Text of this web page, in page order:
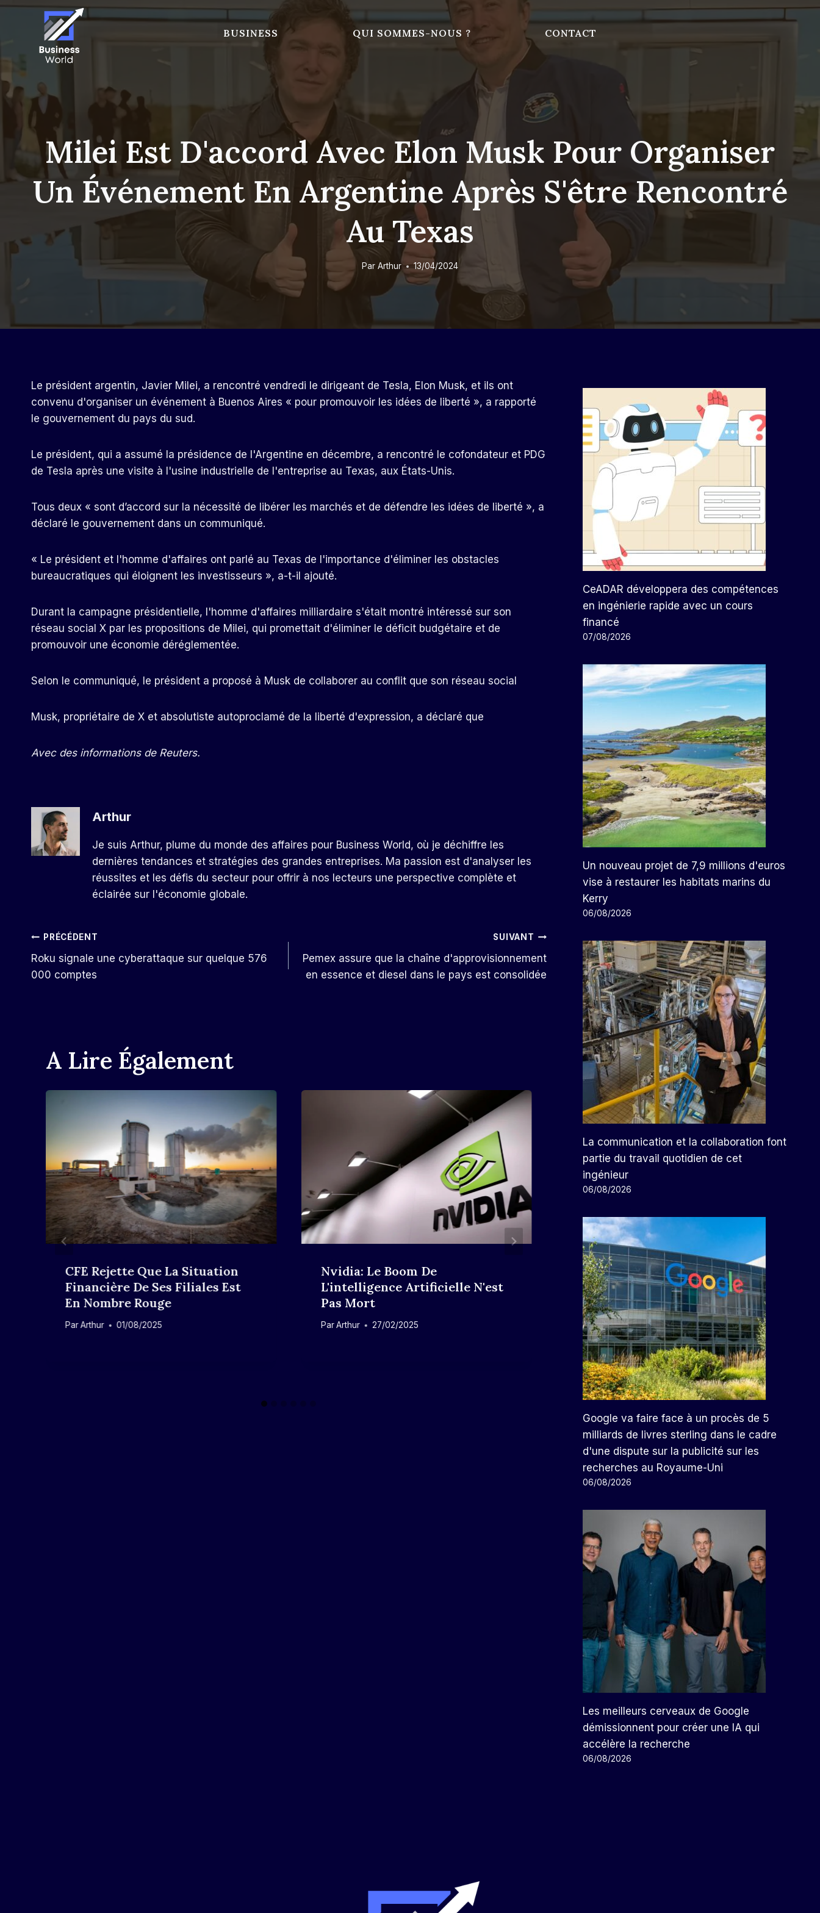
Skip
BUSINESS QUI SOMMES-NOUS ? CONTACT
Milei Est D'accord Avec Elon Musk Pour Organiser
Un Événement En Argentine Après S'être Rencontré
Au Texas
Par Arthur 13/04/2024
Le président argentin, Javier Milei, a rencontré vendredi le dirigeant de Tesla, Elon Musk, et ils ont
convenu d'organiser un événement à Buenos Aires « pour promouvoir les idées de liberté », a rapporté
le gouvernement du pays du sud.
Le président, qui a assumé la présidence de l'Argentine en décembre, a rencontré le cofondateur et PDG
de Tesla après une visite à l'usine industrielle de l'entreprise au Texas, aux États-Unis.
Tous deux « sont d’accord sur la nécessité de libérer les marchés et de défendre les idées de liberté », a
déclaré le gouvernement dans un communiqué.
« Le président et l'homme d'affaires ont parlé au Texas de l'importance d'éliminer les obstacles
bureaucratiques qui éloignent les investisseurs », a-t-il ajouté.
Durant la campagne présidentielle, l'homme d'affaires milliardaire s'était montré intéressé sur son
réseau social X par les propositions de Milei, qui promettait d'éliminer le déficit budgétaire et de
promouvoir une économie déréglementée.
Selon le communiqué, le président a proposé à Musk de collaborer au conflit que son réseau social
Musk, propriétaire de X et absolutiste autoproclamé de la liberté d'expression, a déclaré que
Avec des informations de Reuters.
Arthur
Je suis Arthur, plume du monde des affaires pour Business World, où je déchiffre les
dernières tendances et stratégies des grandes entreprises. Ma passion est d'analyser les
réussites et les défis du secteur pour offrir à nos lecteurs une perspective complète et
éclairée sur l'économie globale.
Navigation
De
PRÉCÉDENT
Roku signale une cyberattaque sur quelque 576
000 comptes
SUIVANT
Pemex assure que la chaîne d'approvisionnement
en essence et diesel dans le pays est consolidée
A Lire Également
CFE Rejette Que La Situation
Financière De Ses Filiales Est
En Nombre Rouge
ParArthur 01/08/2025
Nvidia: Le Boom De
L'intelligence Artificielle N'est
Pas Mort
Par Arthur 27/02/2025
Les Fausses Attentes
Concernant Le Pilote
Automatique De Tesla Ont
Provoqué Des Accidents
Mortels, Selon Les États-Unis
ParArthur 27/04/2024
CeADAR développera des compétences
en ingénierie rapide avec un cours
financé
07/08/2026
Un nouveau projet de 7,9 millions d'euros
vise à restaurer les habitats marins du
Kerry
06/08/2026
La communication et la collaboration font
partie du travail quotidien de cet
ingénieur
06/08/2026
Google va faire face à un procès de 5
milliards de livres sterling dans le cadre
d'une dispute sur la publicité sur les
recherches au Royaume-Uni
06/08/2026
Les meilleurs cerveaux de Google
démissionnent pour créer une IA qui
accélère la recherche
06/08/2026